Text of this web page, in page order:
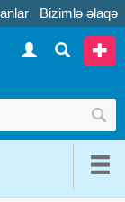
Bizimlə əlaqə